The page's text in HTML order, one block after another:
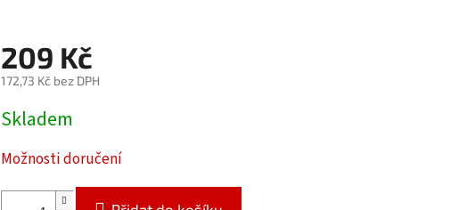
209 Kč
172,73 Kč bez DPH
Měrná
cena:
Skladem
Možnosti doručení